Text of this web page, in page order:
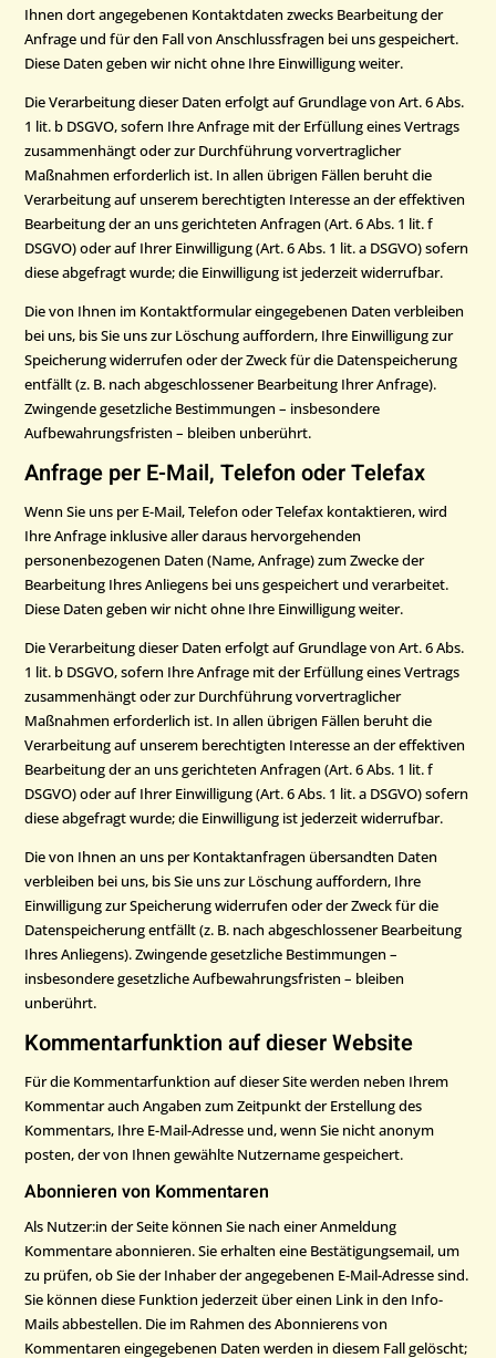
Ihnen dort angegebenen Kontaktdaten zwecks Bearbeitung der
Anfrage und für den Fall von Anschlussfragen bei uns gespeichert.
Diese Daten geben wir nicht ohne Ihre Einwilligung weiter.
Die Verarbeitung dieser Daten erfolgt auf Grundlage von Art. 6 Abs.
1 lit. b DSGVO, sofern Ihre Anfrage mit der Erfüllung eines Vertrags
zusammenhängt oder zur Durchführung vorvertraglicher
Maßnahmen erforderlich ist. In allen übrigen Fällen beruht die
Verarbeitung auf unserem berechtigten Interesse an der effektiven
Bearbeitung der an uns gerichteten Anfragen (Art. 6 Abs. 1 lit. f
DSGVO) oder auf Ihrer Einwilligung (Art. 6 Abs. 1 lit. a DSGVO) sofern
diese abgefragt wurde; die Einwilligung ist jederzeit widerrufbar.
Die von Ihnen im Kontaktformular eingegebenen Daten verbleiben
bei uns, bis Sie uns zur Löschung auffordern, Ihre Einwilligung zur
Speicherung widerrufen oder der Zweck für die Datenspeicherung
entfällt (z. B. nach abgeschlossener Bearbeitung Ihrer Anfrage).
Zwingende gesetzliche Bestimmungen – insbesondere
Aufbewahrungsfristen – bleiben unberührt.
Anfrage per E-Mail, Telefon oder Telefax
Wenn Sie uns per E-Mail, Telefon oder Telefax kontaktieren, wird
Ihre Anfrage inklusive aller daraus hervorgehenden
personenbezogenen Daten (Name, Anfrage) zum Zwecke der
Bearbeitung Ihres Anliegens bei uns gespeichert und verarbeitet.
Diese Daten geben wir nicht ohne Ihre Einwilligung weiter.
Die Verarbeitung dieser Daten erfolgt auf Grundlage von Art. 6 Abs.
1 lit. b DSGVO, sofern Ihre Anfrage mit der Erfüllung eines Vertrags
zusammenhängt oder zur Durchführung vorvertraglicher
Maßnahmen erforderlich ist. In allen übrigen Fällen beruht die
Verarbeitung auf unserem berechtigten Interesse an der effektiven
Bearbeitung der an uns gerichteten Anfragen (Art. 6 Abs. 1 lit. f
DSGVO) oder auf Ihrer Einwilligung (Art. 6 Abs. 1 lit. a DSGVO) sofern
diese abgefragt wurde; die Einwilligung ist jederzeit widerrufbar.
Die von Ihnen an uns per Kontaktanfragen übersandten Daten
verbleiben bei uns, bis Sie uns zur Löschung auffordern, Ihre
Einwilligung zur Speicherung widerrufen oder der Zweck für die
Datenspeicherung entfällt (z. B. nach abgeschlossener Bearbeitung
Ihres Anliegens). Zwingende gesetzliche Bestimmungen –
insbesondere gesetzliche Aufbewahrungsfristen – bleiben
unberührt.
Kommentar­funktion auf dieser Website
Für die Kommentarfunktion auf dieser Site werden neben Ihrem
Kommentar auch Angaben zum Zeitpunkt der Erstellung des
Kommentars, Ihre E-Mail-Adresse und, wenn Sie nicht anonym
posten, der von Ihnen gewählte Nutzername gespeichert.
Abonnieren von Kommentaren
Als Nutzer:in der Seite können Sie nach einer Anmeldung
Kommentare abonnieren. Sie erhalten eine Bestätigungsemail, um
zu prüfen, ob Sie der Inhaber der angegebenen E-Mail-Adresse sind.
Sie können diese Funktion jederzeit über einen Link in den Info-
Mails abbestellen. Die im Rahmen des Abonnierens von
Kommentaren eingegebenen Daten werden in diesem Fall gelöscht;